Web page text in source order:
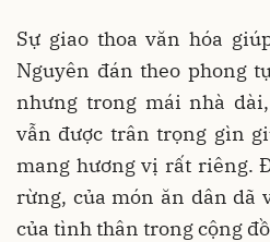
Sự giao thoa văn hóa
Nguyên đán theo phong
nhưng trong mái nhà
vẫn được trân trọng gìn
mang hương vị rất riêng.
rừng, của món ăn dân dã
của tình thân trong cộng